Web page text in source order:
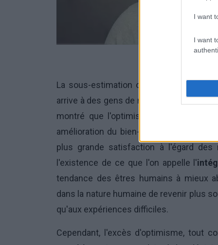
I want
I want
La sous-estimation ou la surestimation
arrive à des gens de manière
montré que l'optimisme excessif
amélioration du bien-être et de l'estime
plus grande satisfaction à l'égard
l'existence de ce que l'on appelle l'
tendance des êtres humains à mieux
dans la nature humaine de revenir plus
qu'aux expériences difficiles.
Cependant, l'excès d'optimisme, tout